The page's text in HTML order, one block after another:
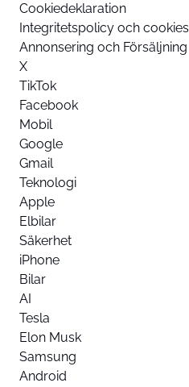
Cookiedeklaration
Integritetspolicy och cookies
Annonsering och Försäljning
X
TikTok
Facebook
Mobil
Google
Gmail
Teknologi
Apple
Elbilar
Säkerhet
iPhone
Bilar
AI
Tesla
Elon Musk
Samsung
Android